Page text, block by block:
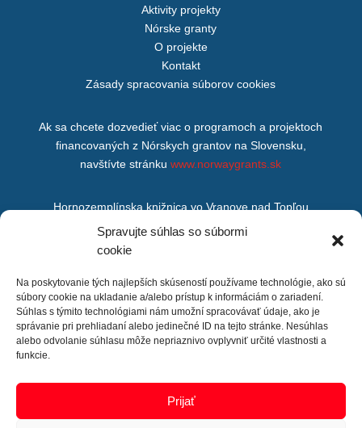
Spravujte súhlas so súbormi
cookie
Na poskytovanie tých najlepších skúseností používame technológie, ako sú
súbory cookie na ukladanie a/alebo prístup k informáciám o zariadení.
Súhlas s týmito technológiami nám umožní spracovávať údaje, ako je
správanie pri prehliadaní alebo jedinečné ID na tejto stránke. Nesúhlas
alebo odvolanie súhlasu môže nepriaznivo ovplyvniť určité vlastnosti a
funkcie.
Prijať
Aktivity projekty
Nórske granty
O projekte
Kontakt
Zásady spracovania súborov cookies
Ak sa chcete dozvedieť viac o programoch a projektoch
financovaných z Nórskych grantov na Slovensku,
navštívte stránkuwww.norwaygrants.sk
Hornozemplínska knižnica vo Vranove nad Topľou
M. R. Štefánika 875/200,